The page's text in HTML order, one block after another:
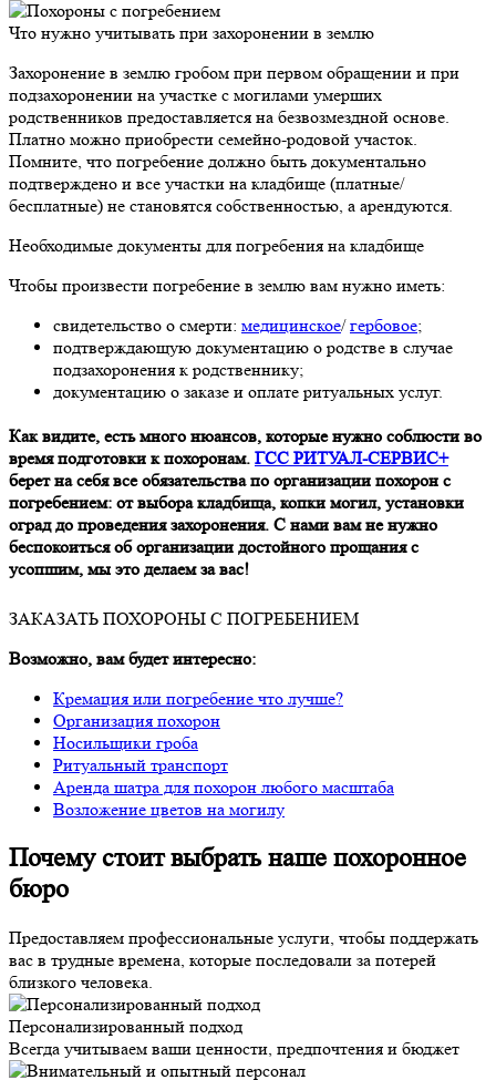
Что нужно учитывать при захоронении в землю
Захоронение в землю гробом при первом обращении и при
подзахоронении на участке с могилами умерших
родственников предоставляется на безвозмездной основе.
Платно можно приобрести семейно-родовой участок.
Помните, что погребение должно быть документально
подтверждено и все участки на кладбище (платные/
бесплатные) не становятся собственностью, а арендуются.
Необходимые документы для погребения на кладбище
Чтобы произвести погребение в землю вам нужно иметь:
свидетельство о смерти: медицинское/гербовое;
подтверждающую документацию о родстве в случае
подзахоронения к родственнику;
документацию о заказе и оплате ритуальных услуг.
Как видите, есть много нюансов, которые нужно соблюсти во
время подготовки к похоронам. ГСС РИТУАЛ-СЕРВИС+
берет на себя все обязательства по организации похорон с
погребением: от выбора кладбища, копки могил, установки
оград до проведения захоронения. С нами вам не нужно
беспокоиться об организации достойного прощания с
усопшим, мы это делаем за вас!
ЗАКАЗАТЬ ПОХОРОНЫ С ПОГРЕБЕНИЕМ
Возможно, вам будет интересно:
Кремация или погребение что лучше?
Организация похорон
Носильщики гроба
Ритуальный транспорт
Аренда шатра для похорон любого масштаба
Возложение цветов на могилу
Почему стоит выбрать наше похоронное
бюро
Предоставляем профессиональные услуги, чтобы поддержать
вас в трудные времена, которые последовали за потерей
близкого человека.
Персонализированный подход
Всегда учитываем ваши ценности, предпочтения и бюджет